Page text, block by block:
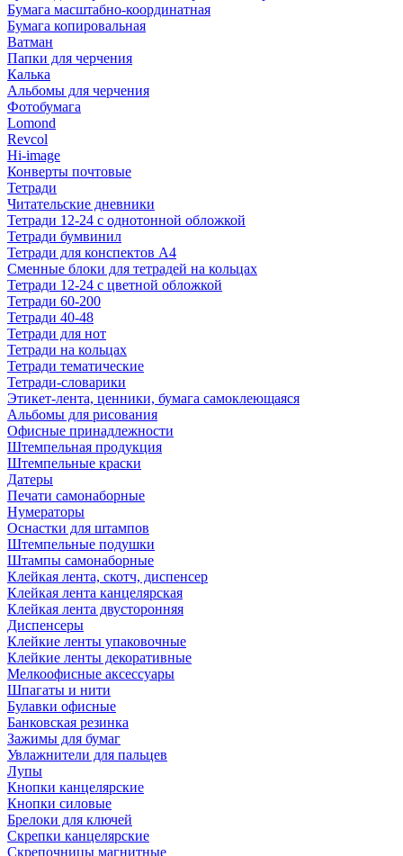
Бумага масштабно-координатная
Бумага копировальная
Ватман
Папки для черчения
Калька
Альбомы для черчения
Фотобумага
Lomond
Revcol
Hi-image
Конверты почтовые
Тетради
Читательские дневники
Тетради 12-24 с однотонной обложкой
Тетради бумвинил
Тетради для конспектов А4
Сменные блоки для тетрадей на кольцах
Тетради 12-24 с цветной обложкой
Тетради 60-200
Тетради 40-48
Тетради для нот
Тетради на кольцах
Тетради тематические
Тетради-словарики
Этикет-лента, ценники, бумага самоклеющаяся
Альбомы для рисования
Офисные принадлежности
Штемпельная продукция
Штемпельные краски
Датеры
Печати самонаборные
Нумераторы
Оснастки для штампов
Штемпельные подушки
Штампы самонаборные
Клейкая лента, скотч, диспенсер
Клейкая лента канцелярская
Клейкая лента двусторонняя
Диспенсеры
Клейкие ленты упаковочные
Клейкие ленты декоративные
Мелкоофисные аксессуары
Шпагаты и нити
Булавки офисные
Банковская резинка
Зажимы для бумаг
Увлажнители для пальцев
Лупы
Кнопки канцелярские
Кнопки силовые
Брелоки для ключей
Скрепки канцелярские
Скрепочницы магнитные